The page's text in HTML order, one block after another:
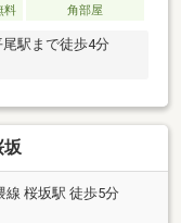
料 角部屋
駅まで徒歩4分
坂
線 桜坂駅 徒歩5分